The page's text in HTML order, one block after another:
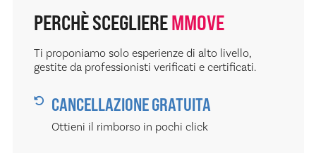
PERCHÈ SCEGLIEREMMOVE
Ti proponiamo solo esperienze di alto livello,
gestite da professionisti verificati e certificati.
CANCELLAZIONE GRATUITA
Ottieni il rimborso in pochi click